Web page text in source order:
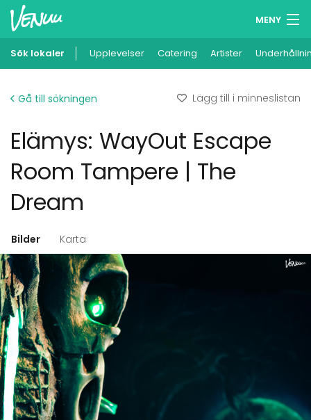
MENY
Minneslista
Lägg till din lokal
Sök lokaler Upplevelser Catering Artister
Gå till sökningen Lägg till i minneslistan
Elämys: WayOut Escape
Room Tampere | The
Dream
Bilder Karta